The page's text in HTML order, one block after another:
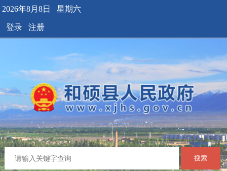
2026年8月8日 星期六
登录 注册
搜索